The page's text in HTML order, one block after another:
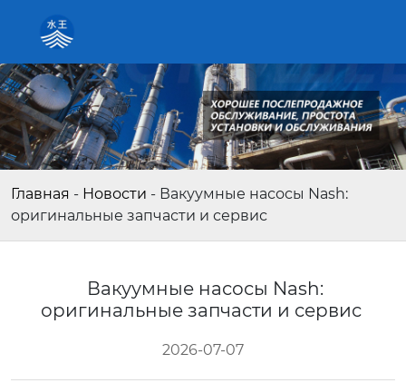
Главная - Новости - Вакуумные насосы Nash:
оригинальные запчасти и сервис
Вакуумные насосы Nash:
оригинальные запчасти и сервис
2026-07-07